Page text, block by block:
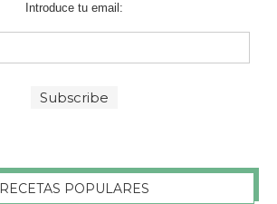
Introduce tu email:
RECETAS POPULARES